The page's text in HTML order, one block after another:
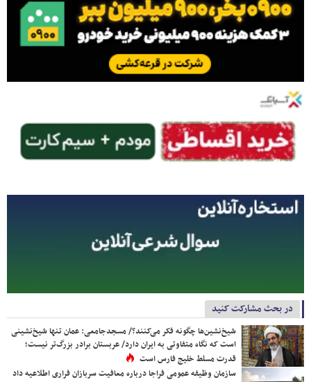
در بحث مشارکت کنید
شیخ‌نشین‌ها چگونه فکر می‌کنند؟/ مسجدجامعی: عمان تنها شیخ‌نشینی
است که نگاه متفاوتی به ایران دارد/ عربستان برادر بزرگ‌تر نیست؛
قدرت مسلط خلیج فارس است
سازمان وظیفه عمومی فراجا درباره معافیت سربازان فراری اطلاعیه داد